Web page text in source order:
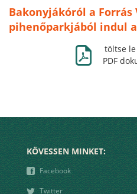
Bakonyjákóról a Forrás
pihenőparkjából indul
Ж
töltse
PDF
KÖVESSEN MINKET:
❾ Facebook
❿ Twitter